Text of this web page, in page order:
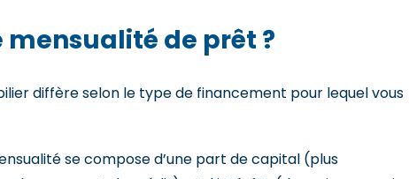
mensualité de prêt ?
diffère selon le type de financement pour lequel vous
se compose d’une part de capital (plus